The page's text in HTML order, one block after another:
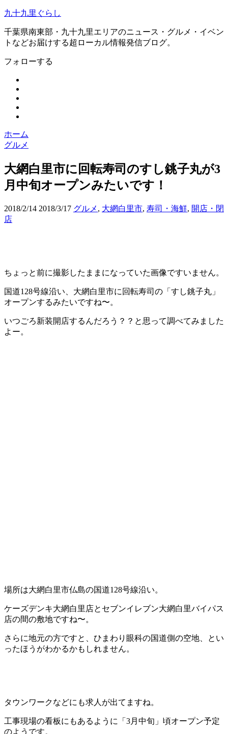
九十九里ぐらし
千葉県南東部・九十九里エリアのニュース・グルメ・イベン
トなどお届けする超ローカル情報発信ブログ。
フォローする
ホーム
グルメ
大網白里市に回転寿司のすし銚子丸が3
月中旬オープンみたいです！
2018/2/14 2018/3/17 グルメ , 大網白里市, 寿司・海鮮, 開店・閉
店
ちょっと前に撮影したままになっていた画像ですいません。
国道128号線沿い、大網白里市に回転寿司の「すし銚子丸」
オープンするみたいですね〜。
いつごろ新装開店するんだろう？？と思って調べてみました
よー。
場所は大網白里市仏島の国道128号線沿い。
ケーズデンキ大網白里店とセブンイレブン大網白里バイパス
店の間の敷地ですね〜。
さらに地元の方ですと、ひまわり眼科の国道側の空地、とい
ったほうがわかるかもしれません。
タウンワークなどにも求人が出てますね。
工事現場の看板にもあるように「3月中旬」頃オープン予定
のようです。